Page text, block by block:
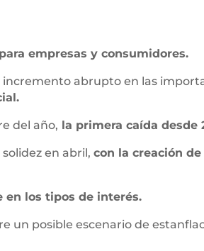
empresas y consumidores.
abrupto en las
del año, la primera caída desde
solidez en abril,con la creación
en los tipos de interés.
un posible escenario de